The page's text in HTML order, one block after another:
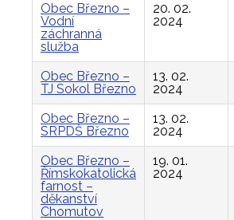
Obec Březno –
Vodní
záchranná
služba
20. 02.
2024
Obec Březno –
TJ Sokol Březno
13. 02.
2024
Obec Březno –
SRPDŠ Březno
13. 02.
2024
Obec Březno –
Římskokatolická
farnost –
děkanství
Chomutov
19. 01.
2024